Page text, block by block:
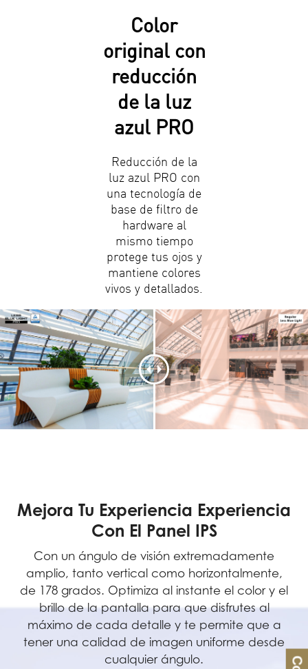
Color
original con
reducción
de la luz
azul PRO
Reducción de la
luz azul PRO con
una tecnología de
base de filtro de
hardware al
mismo tiempo
protege tus ojos y
mantiene colores
vivos y detallados.
Mejora Tu Experiencia Experiencia
Con El Panel IPS
Con un ángulo de visión extremadamente
amplio, tanto vertical como horizontalmente,
de 178 grados. Optimiza al instante el color y el
brillo de la pantalla para que disfrutes al
máximo de cada detalle y te permite que a
tener una calidad de imagen uniforme desde
cualquier ángulo.